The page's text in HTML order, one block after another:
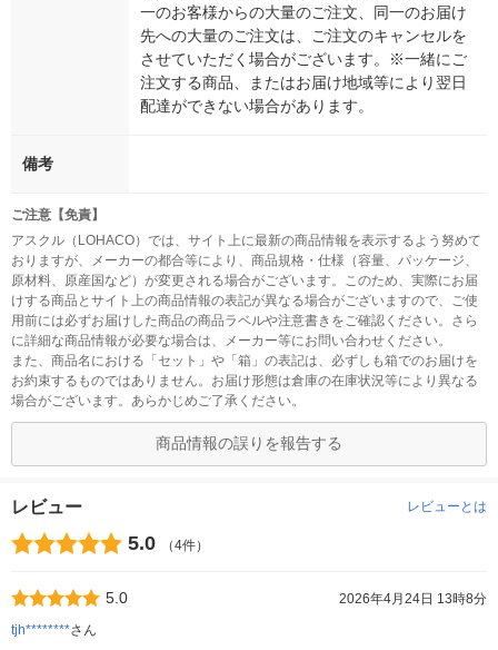
一のお客様からの大量のご注文、同一のお届け
先への大量のご注文は、ご注文のキャンセルを
させていただく場合がございます。※一緒にご
注文する商品、またはお届け地域等により翌日
配達ができない場合があります。
備考
ご注意【免責】
アスクル（LOHACO）では、サイト上に最新の商品情報を表示するよう努めて
おりますが、メーカーの都合等により、商品規格・仕様（容量、パッケージ、
原材料、原産国など）が変更される場合がございます。このため、実際にお届
けする商品とサイト上の商品情報の表記が異なる場合がございますので、ご使
用前には必ずお届けした商品の商品ラベルや注意書きをご確認ください。さら
に詳細な商品情報が必要な場合は、メーカー等にお問い合わせください。
また、商品名における「セット」や「箱」の表記は、必ずしも箱でのお届けを
お約束するものではありません。お届け形態は倉庫の在庫状況等により異なる
場合がございます。あらかじめご了承ください。
商品情報の誤りを報告する
レビュー レビューとは
5.0 （4件）
5.0
2026年4月24日 13時8分
tjh********さん